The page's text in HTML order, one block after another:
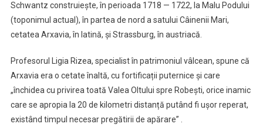
Schwantz construiește, în perioada 1718 — 1722, la Malu Podului
(toponimul actual), în partea de nord a satului Câinenii Mari,
cetatea Arxavia, în latină, și Strassburg, în austriacă.
Profesorul Ligia Rizea, specialist în patrimoniul vâlcean, spune că
Arxavia era o cetate înaltă, cu fortificații puternice și care
„închidea cu privirea toată Valea Oltului spre Robești, orice inamic
care se apropia la 20 de kilometri distanță putând fi ușor reperat,
existând timpul necesar pregătirii de apărare” .